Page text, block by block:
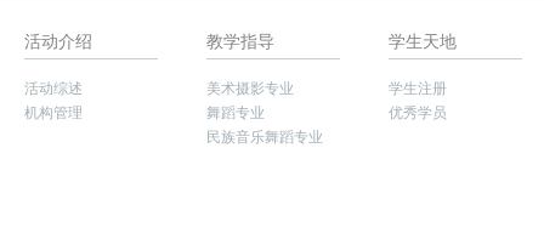
活动介绍
活动综述
机构管理
教学指导
美术摄影专业
舞蹈专业
民族音乐舞蹈专业
学生天地
学生注册
优秀学员